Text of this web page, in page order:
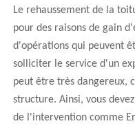
Le rehaussement de la
pour des raisons de gain
d'opérations qui peuvent
solliciter le service d'un
peut être très dangereux,
structure. Ainsi, vous
de l'intervention comme